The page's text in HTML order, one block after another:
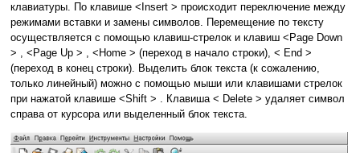
клавиатуры. По клавише <Insert > происходит переключение между
режимами вставки и замены символов. Перемещение по тексту
осуществляется с помощью клавиш-стрелок и клавиш <Page Down
> , <Page Up > , <Home > (переход в начало строки), < End >
(переход в конец строки). Выделить блок текста (к сожалению,
только линейный) можно с помощью мыши или клавишами стрелок
при нажатой клавише <Shift > . Клавиша < Delete > удаляет символ
справа от курсора или выделенный блок текста.